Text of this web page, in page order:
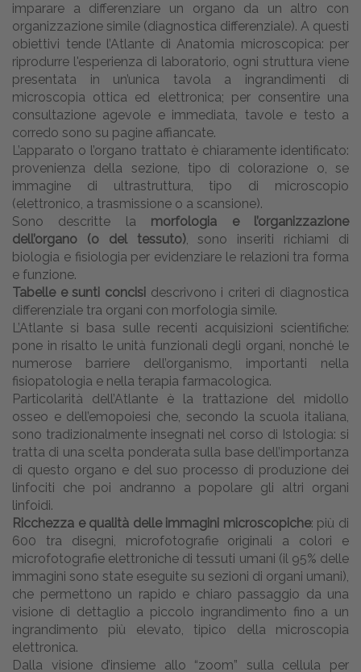
imparare a differenziare un organo da un altro con
organizzazione simile (diagnostica differenziale). A questi
obiettivi tende l’Atlante di Anatomia microscopica: per
riprodurre l'esperienza di laboratorio, ogni struttura viene
presentata in un’unica tavola a ingrandimenti di
microscopia ottica ed elettronica; per consentire una
consultazione agevole e immediata, tavole e testo a
corredo sono su pagine affiancate.
L’apparato o l’organo trattato è chiaramente identificato:
provenienza della sezione, tipo di colorazione o, se
immagine di ultrastruttura, tipo di microscopio
(elettronico, a trasmissione o a scansione).
Sono descritte la morfologia e l’organizzazione
dell’organo (o del tessuto), sono inseriti richiami di
biologia e fisiologia per evidenziare le relazioni tra forma
e funzione.
Tabelle e sunti concisi descrivono i criteri di diagnostica
differenziale tra organi con morfologia simile.
L’Atlante si basa sulle recenti acquisizioni scientifiche:
pone in risalto le unità funzionali degli organi, nonché le
numerose barriere dell’organismo, importanti nella
fisiopatologia e nella terapia farmacologica.
Particolarità dell’Atlante è la trattazione del midollo
osseo e dell’emopoiesi che, secondo la scuola italiana,
sono tradizionalmente insegnati nel corso di Istologia: si
tratta di una scelta ponderata sulla base dell’importanza
di questo organo e del suo processo di produzione dei
linfociti che poi andranno a popolare gli altri organi
linfoidi.
Ricchezza e qualità delle immagini microscopiche: più di
600 tra disegni, microfotografie originali a colori e
microfotografie elettroniche di tessuti umani (il 95% delle
immagini sono state eseguite su sezioni di organi umani),
che permettono un rapido e chiaro passaggio da una
visione di dettaglio a piccolo ingrandimento fino a un
ingrandimento più elevato, tipico della microscopia
elettronica.
Dalla visione d’insieme allo “zoom” sulla cellula per